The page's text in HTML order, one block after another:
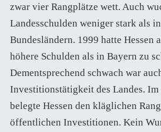
zwar vier Rangplätze wett. Auch
Landesschulden weniger stark als
Bundesländern. 1999 hatte Hessen
höhere Schulden als in Bayern zu
Dementsprechend schwach war
Investitionstätigkeit des Landes.
belegte Hessen den kläglichen
öffentlichen Investitionen. Kein